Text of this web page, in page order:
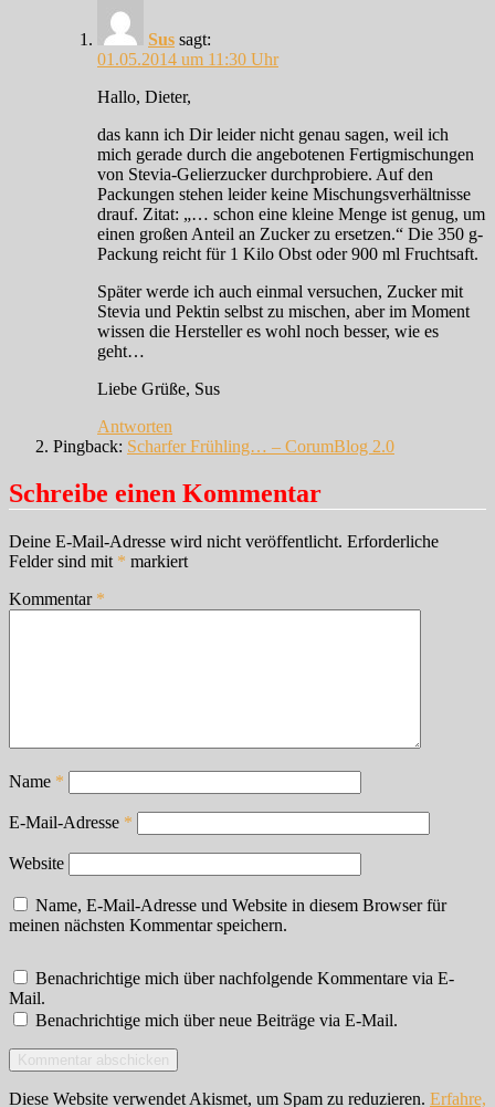
Sus sagt:
01.05.2014 um 11:30 Uhr
Hallo, Dieter,
das kann ich Dir leider nicht genau sagen, weil ich
mich gerade durch die angebotenen Fertigmischungen
von Stevia-Gelierzucker durchprobiere. Auf den
Packungen stehen leider keine Mischungsverhältnisse
drauf. Zitat: „… schon eine kleine Menge ist genug, um
einen großen Anteil an Zucker zu ersetzen.“ Die 350 g-
Packung reicht für 1 Kilo Obst oder 900 ml Fruchtsaft.
Später werde ich auch einmal versuchen, Zucker mit
Stevia und Pektin selbst zu mischen, aber im Moment
wissen die Hersteller es wohl noch besser, wie es
geht…
Liebe Grüße, Sus
Antworten
Pingback: Scharfer Frühling… – CorumBlog 2.0
Schreibe einen Kommentar
Deine E-Mail-Adresse wird nicht veröffentlicht. Erforderliche
Felder sind mit * markiert
Kommentar *
Name *
E-Mail-Adresse *
Website
Name, E-Mail-Adresse und Website in diesem Browser für
meinen nächsten Kommentar speichern.
Benachrichtige mich über nachfolgende Kommentare via E-
Mail.
Benachrichtige mich über neue Beiträge via E-Mail.
Diese Website verwendet Akismet, um Spam zu reduzieren. Erfahre,